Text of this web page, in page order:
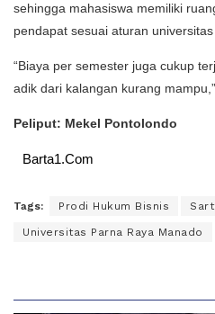
sehingga mahasiswa memiliki
pendapat sesuai aturan universitas
“Biaya per semester juga cukup
adik dari kalangan kurang
Peliput: Mekel Pontolondo
Barta1.Com
Tags: Prodi Hukum Bisnis
Universitas Parna Raya Manado